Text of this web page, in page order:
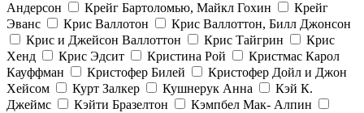
Андерсон
Крейг Бартоломью, Майкл Гохин
Крейг
Эванс
Крис Валлотон
Крис Валлоттон, Билл Джонсон
Крис и Джейсон Валлоттон
Крис Тайгрин
Крис
Хенд
Крис Эдсит Кристина Рой
Кристмас Карол
Кауффман
Кристофер Билей
Кристофер Дойл и Джон
Хейсом
Курт Залкер Кушнерук Анна
Кэй К.
Джеймс
Кэйти Бразелтон
Кэмпбел Мак- Алпин